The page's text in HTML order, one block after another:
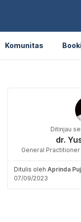
Komunitas
Ditinjau
dr.
General Practitioner
Ditulis oleh Aprinda
07/09/2023